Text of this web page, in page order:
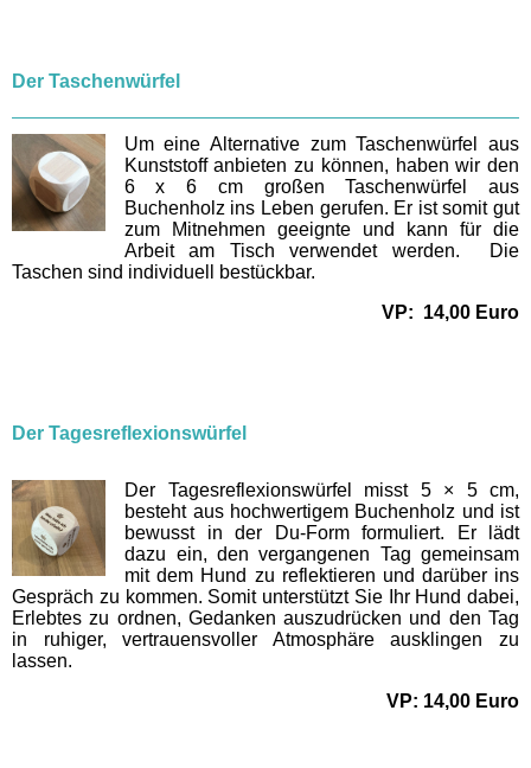
Der Taschenwürfel
Um eine Alternative zum Taschenwürfel aus
Kunststoff anbieten zu können, haben wir den
6 x 6 cm großen Taschenwürfel aus
Buchenholz ins Leben gerufen. Er ist somit gut
zum Mitnehmen geeignte und kann für die
Arbeit am Tisch verwendet werden. Die
Taschen sind individuell bestückbar.
VP: 14,00 Euro
Der Tagesreflexionswürfel
Der Tagesreflexionswürfel misst 5 × 5 cm,
besteht aus hochwertigem Buchenholz und ist
bewusst in der Du-Form formuliert. Er lädt
dazu ein, den vergangenen Tag gemeinsam
mit dem Hund zu reflektieren und darüber ins
Gespräch zu kommen. Somit unterstützt Sie Ihr Hund dabei,
Erlebtes zu ordnen, Gedanken auszudrücken und den Tag
in ruhiger, vertrauensvoller Atmosphäre ausklingen zu
lassen.
VP: 14,00 Euro